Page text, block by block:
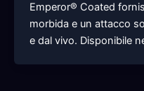
Emperor® Coated
morbida e un attacco
e dal vivo. Disponibile